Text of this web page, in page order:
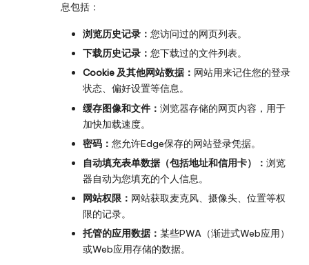
息包括：
浏览历史记录： 您访问过的网页列表。
下载历史记录： 您下载过的文件列表。
Cookie 及其他网站数据： 网站用来记住您的登录
状态、偏好设置等信息。
缓存图像和文件： 浏览器存储的网页内容，用于
加快加载速度。
密码： 您允许Edge保存的网站登录凭据。
自动填充表单数据（包括地址和信用卡）： 浏览
器自动为您填充的个人信息。
网站权限： 网站获取麦克风、摄像头、位置等权
限的记录。
托管的应用数据： 某些PWA（渐进式Web应用）
或Web应用存储的数据。